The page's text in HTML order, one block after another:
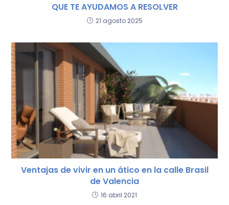
QUE TE AYUDAMOS A RESOLVER
21 agosto 2025
Ventajas de vivir en un ático en la calle Brasil
de Valencia
16 abril 2021